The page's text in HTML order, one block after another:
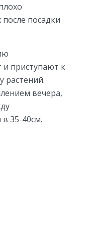
посадки
приступают к
растений.
вечера,
35-40см.